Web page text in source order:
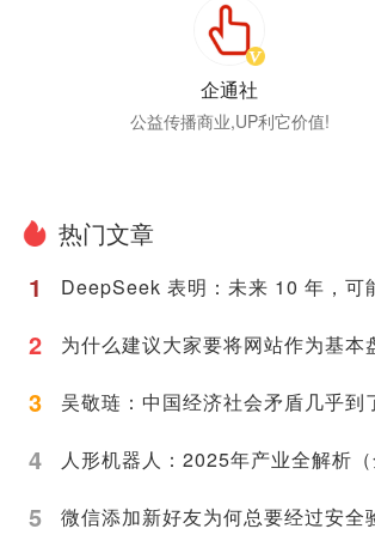
企通社
公益传播商业,UP利它价值!
热门文章
1
2
3 吴敬琏：中国经济社会矛盾几乎到
4
5